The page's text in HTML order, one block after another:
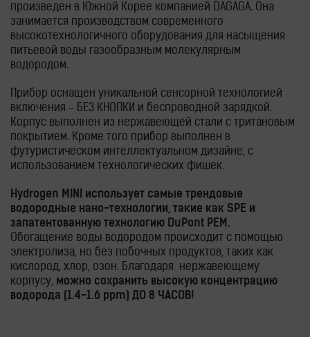
произведен в Южной Корее компанией DAGAGA. Она
занимается производством современного
высокотехнологичного оборудования для насыщения
питьевой воды газообразным молекулярным
водородом.
Прибор оснащен уникальной сенсорной технологией
включения – БЕЗ КНОПКИ и беспроводной зарядкой.
Корпус выполнен из нержавеющей стали с тритановым
покрытием. Кроме того прибор выполнен в
футуристическом интеллектуальном дизайне, с
использованием технологических фишек.
Hydrogen MINI использует самые трендовые
водородные нано-технологии, такие как SPE и
запатентованную технологию DuPont PEM.
Обогащение воды водородом происходит с помощью
электролиза, но без побочных продуктов, таких как
кислород, хлор, озон. Благодаря нержавеющему
корпусу, можно сохранить высокую концентрацию
водорода (1.4-1.6 ppm) ДО 8 ЧАСОВ!